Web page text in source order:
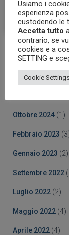
Archives
Ottobre 2025(5)
Ottobre 2024 (1)
Febbraio 2023
Gennaio 2023 (2)
Settembre 2022
Luglio 2022 (2)
Maggio 2022 (4)
Aprile 2022 (4)
Usiamo i
esperienza
custodendo le
Accetta tutto
contrario, se
cookies e a
SETTING e
Cookie